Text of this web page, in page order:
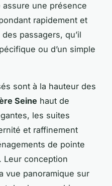
une présence
rapidement et
passagers, qu’il
ou d’un simple
sont à la hauteur des
Seine haut de
les suites
et raffinement
de pointe
Leur conception
vue panoramique sur